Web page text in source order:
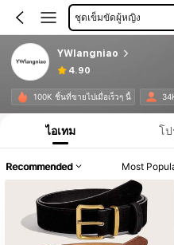
ชุดเข็มขัดผู้หญิง
YWlangniao
4.90
100K ชิ้นที่ขายไปเมื่อเร็วๆ นี้
ไอเทม โ
Recommended Most